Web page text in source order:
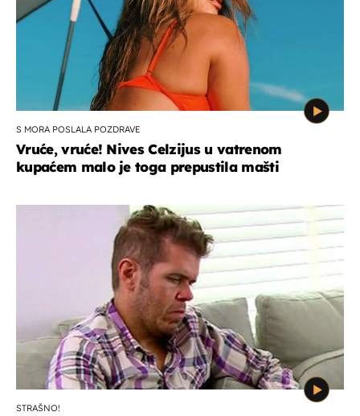
S MORA POSLALA POZDRAVE
Vruće, vruće! Nives Celzijus u vatrenom
kupaćem malo je toga prepustila mašti
STRAŠNO!